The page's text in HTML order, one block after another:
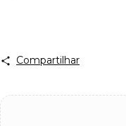
Compartilhar